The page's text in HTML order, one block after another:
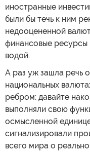
иностранные
были бы течь к ним
недооцененной
финансовые ресурсы
водой.
А раз уж зашла речь
национальных
ребром: давайте
выполняли свою
осмысленной
сигнализировали
всего мира о